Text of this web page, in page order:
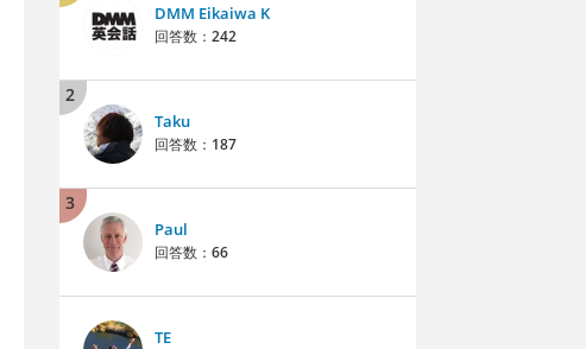
DMM Eikaiwa K
回答数： 242
2
Taku
回答数： 187
3
Paul
回答数： 66
TE